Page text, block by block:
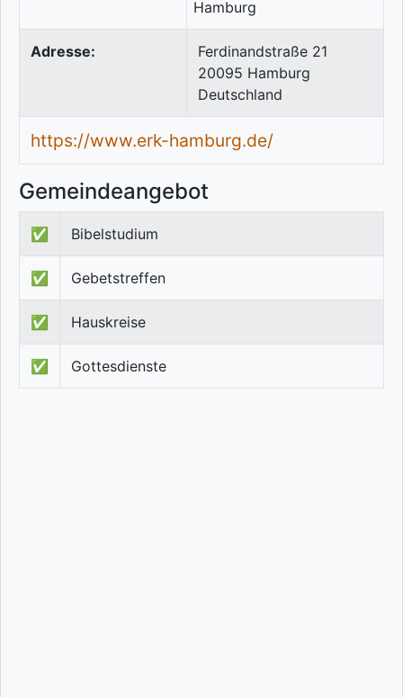
Adresse:
Ferdinandstraße 21
20095 Hamburg
Deutschland
https://www.erk-hamburg.de/
Gemeindeangebot
✅ Bibelstudium
✅ Gebetstreffen
✅ Hauskreise
✅ Gottesdienste